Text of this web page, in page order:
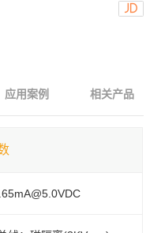

应用案例 相关产品